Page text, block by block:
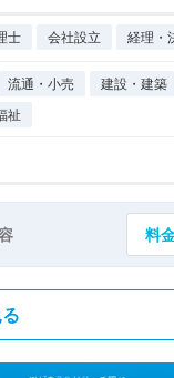
士 会社設立 経理・
流通・小売 建設・建築
祉
料